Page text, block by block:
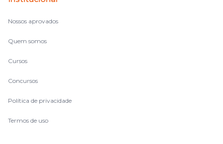
Nossos aprovados
Quem somos
Cursos
Concursos
Política de privacidade
Termos de uso